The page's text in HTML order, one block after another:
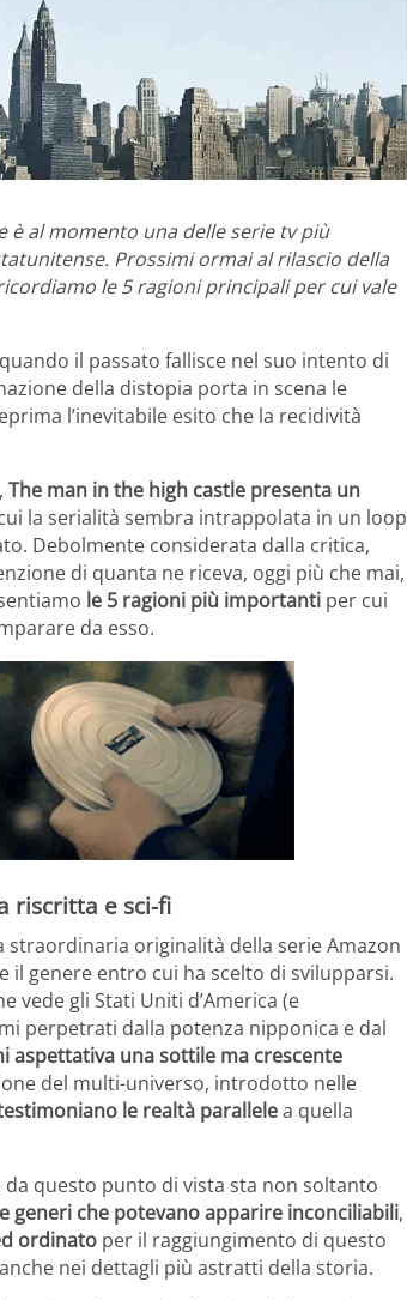
è al momento una delle serie tv più
Prossimi ormai al rilascio della
le 5 ragioni principali per cui vale
il passato fallisce nel suo intento di
della distopia porta in scena le
l’inevitabile esito che la recidività
, The man in the high castle presenta un
la serialità sembra intrappolata in un loop
Debolmente considerata dalla critica,
di quanta ne riceva, oggi più che mai,
le 5 ragioni più importanti per cui
da esso.
riscritta e sci-fi
originalità della serie Amazon
il genere entro cui ha scelto di svilupparsi.
vede gli Stati Uniti d’America (e
perpetrati dalla potenza nipponica e dal
aspettativa una sottile ma crescente
del multi-universo, introdotto nelle
le realtà parallelea quella
questo punto di vista sta non soltanto
generi che potevano apparire inconciliabili,
ordinato per il raggiungimento di questo
nei dettagli più astratti della storia.